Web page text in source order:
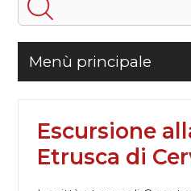
Menù principale
Escursione
Etrusca di